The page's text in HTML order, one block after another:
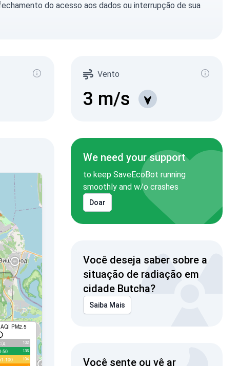
do acesso aos dados ou interrupção de sua
Vento
3 m/s
AQI PM2.5
д 102
50 136
100 104
We need your support
to keep SaveEcoBot running
smoothly and w/o crashes
Doar
Você deseja saber sobre a
situação de radiação em
cidade Butcha?
Saiba Mais
Você sente ou vê ar